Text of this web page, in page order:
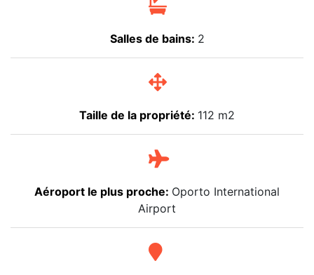
Salles de bains: 2
Taille de la propriété: 112 m2
Aéroport le plus proche: Oporto International
Airport